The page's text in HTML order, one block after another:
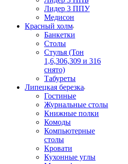
Лидер 3 ППУ
Медисон
Красный холм
Банкетки
Столы
Стулья (Тон
1,6,306,309 и 316
снято)
Табуреты
Липецкая березка
Гостиные
Журнальные столы
Книжные полки
Комоды
Компьютерные
столы
Кровати
Кухонные углы